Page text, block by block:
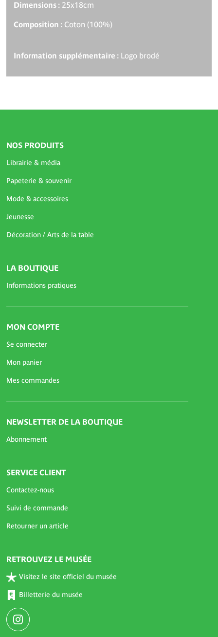
Dimensions : 25x18cm
Composition : Coton (100%)
Information supplémentaire : Logo brodé
NOS PRODUITS
Librairie & média
Papeterie & souvenir
Mode & accessoires
Jeunesse
Décoration / Arts de la table
LA BOUTIQUE
Informations pratiques
MON COMPTE
Se connecter
Mon panier
Mes commandes
NEWSLETTER DE LA BOUTIQUE
Abonnement
SERVICE CLIENT
Contactez-nous
Suivi de commande
Retourner un article
RETROUVEZ LE MUSÉE
Visitez le site officiel du musée
Billetterie du musée